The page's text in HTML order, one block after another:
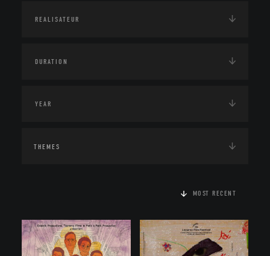
THEMES
MOST RECENT